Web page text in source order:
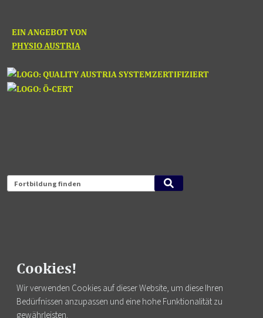
Cookies!
Wir verwenden Cookies auf dieser Website, um diese Ihren
Bedürfnissen anzupassen und eine hohe Funktionalität zu
gewährleisten.
EIN ANGEBOT VON
PHYSIO AUSTRIA
Fortbildung finden
DATENSCHUTZ
IMPRESSUM
NEWSLETTER